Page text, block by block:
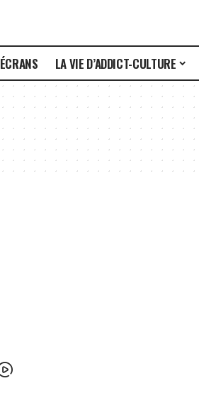
ÉCRANS LA VIE D’ADDICT-CULTURE